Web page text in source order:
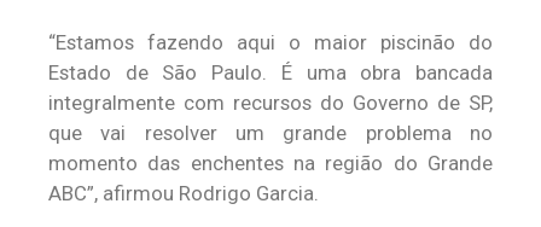
“Estamos fazendo aqui o maior piscinão do
Estado de São Paulo. É uma obra bancada
integralmente com recursos do Governo de SP,
que vai resolver um grande problema no
momento das enchentes na região do Grande
ABC”, afirmou Rodrigo Garcia.